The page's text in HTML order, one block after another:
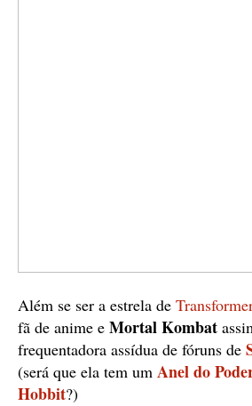
Além se ser a estrela de
fã de anime e Mortal Kombat
frequentadora assídua de fóruns de
(será que ela tem um Anel do
Hobbit?)